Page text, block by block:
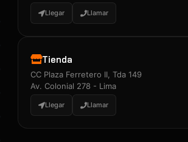
Llegar Llamar
Tienda
CC Plaza Ferretero II, Tda 149
Av. Colonial 278 - Lima
Llegar Llamar